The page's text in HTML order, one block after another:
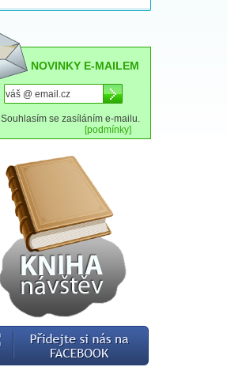
NOVINKY E-MAILEM
Souhlasím se zasíláním e-mailu.
[podmínky]